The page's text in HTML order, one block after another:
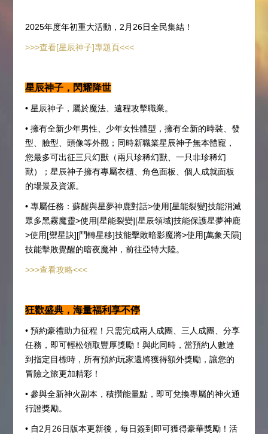
2025年度年初重大活動，2月26日全民集結！
>>>查看[星辰神子]專題頁<<<
星辰神子，閃耀降世
• 星辰神子，屬於魔法、遠程攻擊職業。
• 擁有全新少年男性、少年女性體型，擁有全新的時裝、發
型、臉型、頭像等外觀；同時新職業星辰神子無本體寵，
您最多可出征三只幻獸（兩只珍稀幻獸、一只非珍稀幻
獸）；星辰神子擁有專屬衣櫃、角色面板、個人成就面板
的場景及資源。
• 專屬任務：蘇醒與星夢神鹿對話>使用[星能裂變]技能消滅
眾多黑霧魔靈>使用[星能裂變][星辰領域]技能保護星夢神鹿
>使用[禦星訣][鬥轉星移]技能擊敗暗影魔將>使用[萬象天隕]
技能擊敗覺醒的暗夜魔神，前往亞特大陸。
>>>查看攻略<<<
狂歡盛典，海量福利享不停
• 預約豪禮助力征程！只需完成兩人成團、三人成團、分享
任務，即可輕松領取豐厚獎勵！與此同時，當預約人數達
到指定目標時，所有預約玩家還將獲得額外獎勵，讓您的
冒險之旅更加精彩！
• 參與全新神火副本，積攢能量點，即可兌換專屬的神火通
行證獎勵。
• 自2月26日版本更新後，每日簽到即可獲得豪華獎勵！活